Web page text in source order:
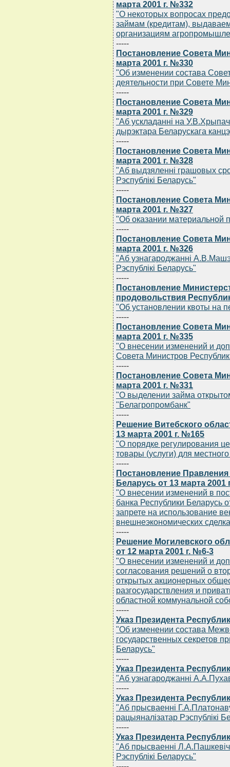
марта 2001 г. №332
"О некоторых вопросах
займам (кредитам),
организациям
-----
Постановление Совета
марта 2001 г. №330
"Об изменении состава
деятельности при Совете
-----
Постановление Совета
марта 2001 г. №329
"Аб ускладаннi на
дырэктара Беларускага
-----
Постановление Совета
марта 2001 г. №328
"Аб выдзяленнi грашовых
Рэспублiкi Беларусь"
-----
Постановление Совета
марта 2001 г. №327
"Об оказании материальной
-----
Постановление Совета
марта 2001 г. №326
"Аб узнагароджаннi
Рэспублiкi Беларусь"
-----
Постановление
продовольствия
"Об установлении квоты на
-----
Постановление Совета
марта 2001 г. №335
"О внесении изменений и
Совета Министров
-----
Постановление Совета
марта 2001 г. №331
"О выделении займа
"Белагропромбанк"
-----
Решение Витебского
13 марта 2001 г. №165
"О порядке регулирования
товары (услуги) для
-----
Постановление
Беларусь от 13 марта 2001
"О внесении изменений в
банка Республики Беларусь
запрете на использование
внешнеэкономических
-----
Решение Могилевского
от 12 марта 2001 г. №6-3
"О внесении изменений и
согласования решений о
открытых акционерных
разгосударствления и
областной коммунальной
-----
Указ Президента
"Об изменении состава
государственных секретов
Беларусь"
-----
Указ Президента
"Аб узнагароджаннi
-----
Указ Президента
"Аб прысваеннi
рацыяналiзатар Рэспублiкi
-----
Указ Президента
"Аб прысваеннi Л.А.Пашкевiч
Рэспублiкi Беларусь"